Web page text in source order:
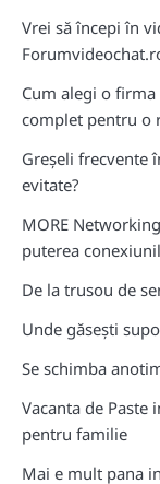
Vrei să începi în
Cum alegi o
complet pentru o
Greșeli frecvente
evitate?
MORE
puterea
De la trusou de
Unde găsești
Se schimba
Vacanta de Paste
pentru familie
Mai e mult pana